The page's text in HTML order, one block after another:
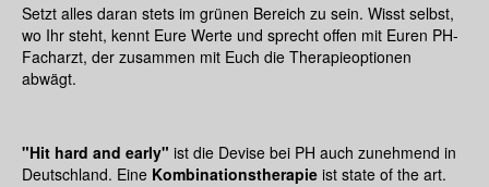
Setzt alles daran stets im grünen Bereich zu sein. Wisst selbst,
wo Ihr steht, kennt Eure Werte und sprecht offen mit Euren PH-
Facharzt, der zusammen mit Euch die Therapieoptionen
abwägt.
"Hit hard and early" ist die Devise bei PH auch zunehmend in
Deutschland. Eine Kombinationstherapie ist state of the art.